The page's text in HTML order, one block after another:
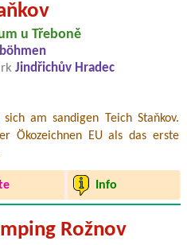
u Třeboně
Jindřichův Hradec
am sandigen Teich Staňkov.
Ökozeichnen EU als das erste
Info
Rožnov